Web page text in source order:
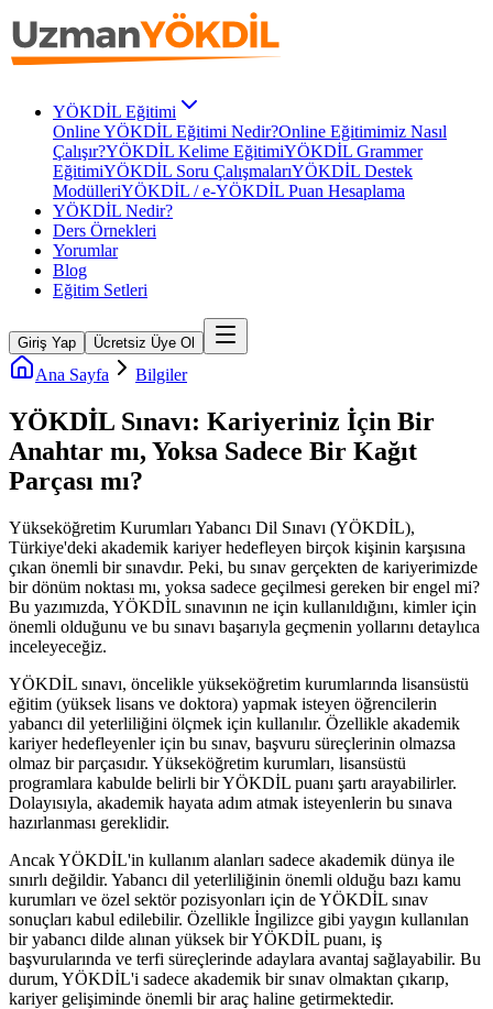
YÖKDİL Eğitimi
Online YÖKDİL Eğitimi Nedir?Online Eğitimimiz Nasıl
Çalışır?YÖKDİL Kelime EğitimiYÖKDİL Grammer
EğitimiYÖKDİL Soru ÇalışmalarıYÖKDİL Destek
ModülleriYÖKDİL / e-YÖKDİL Puan Hesaplama
YÖKDİL Nedir?
Ders Örnekleri
Yorumlar
Blog
Eğitim Setleri
Giriş Yap Ücretsiz Üye Ol
Ana Sayfa Bilgiler
YÖKDİL Sınavı: Kariyeriniz İçin Bir
Anahtar mı, Yoksa Sadece Bir Kağıt
Parçası mı?
Yükseköğretim Kurumları Yabancı Dil Sınavı (YÖKDİL),
Türkiye'deki akademik kariyer hedefleyen birçok kişinin karşısına
çıkan önemli bir sınavdır. Peki, bu sınav gerçekten de kariyerimizde
bir dönüm noktası mı, yoksa sadece geçilmesi gereken bir engel mi?
Bu yazımızda, YÖKDİL sınavının ne için kullanıldığını, kimler için
önemli olduğunu ve bu sınavı başarıyla geçmenin yollarını detaylıca
inceleyeceğiz.
YÖKDİL sınavı, öncelikle yükseköğretim kurumlarında lisansüstü
eğitim (yüksek lisans ve doktora) yapmak isteyen öğrencilerin
yabancı dil yeterliliğini ölçmek için kullanılır. Özellikle akademik
kariyer hedefleyenler için bu sınav, başvuru süreçlerinin olmazsa
olmaz bir parçasıdır. Yükseköğretim kurumları, lisansüstü
programlara kabulde belirli bir YÖKDİL puanı şartı arayabilirler.
Dolayısıyla, akademik hayata adım atmak isteyenlerin bu sınava
hazırlanması gereklidir.
Ancak YÖKDİL'in kullanım alanları sadece akademik dünya ile
sınırlı değildir. Yabancı dil yeterliliğinin önemli olduğu bazı kamu
kurumları ve özel sektör pozisyonları için de YÖKDİL sınav
sonuçları kabul edilebilir. Özellikle İngilizce gibi yaygın kullanılan
bir yabancı dilde alınan yüksek bir YÖKDİL puanı, iş
başvurularında ve terfi süreçlerinde adaylara avantaj sağlayabilir. Bu
durum, YÖKDİL'i sadece akademik bir sınav olmaktan çıkarıp,
kariyer gelişiminde önemli bir araç haline getirmektedir.